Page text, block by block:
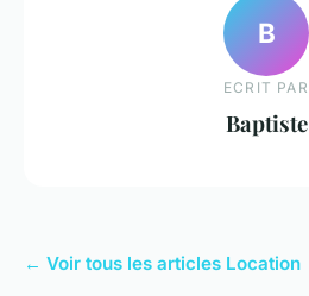
B
ECRIT PAR
Baptiste
← Voir tous les articles Location